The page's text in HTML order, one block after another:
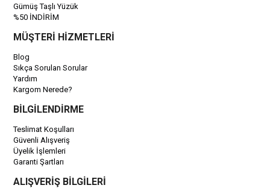
Gümüş Taşlı Yüzük
%50 İNDİRİM
MÜŞTERİ HİZMETLERİ
Blog
Sıkça Sorulan Sorular
Yardım
Kargom Nerede?
BİLGİLENDİRME
Teslimat Koşulları
Güvenli Alışveriş
Üyelik İşlemleri
Garanti Şartları
ALIŞVERİŞ BİLGİLERİ